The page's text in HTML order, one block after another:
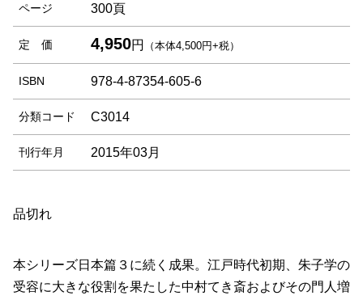
ページ 300頁
定 価 4,950円 （本体4,500円+税）
ISBN 978-4-87354-605-6
分類コード C3014
刊行年月 2015年03月
品切れ
本シリーズ日本篇３に続く成果。江戸時代初期、朱子学の
受容に大きな役割を果たした中村てき斎およびその門人増